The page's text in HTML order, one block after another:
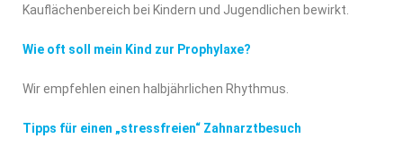
Kauflächenbereich bei Kindern und Jugendlichen bewirkt.
Wie oft soll mein Kind zur Prophylaxe?
Wir empfehlen einen halbjährlichen Rhythmus.
Tipps für einen „stressfreien“ Zahnarztbesuch